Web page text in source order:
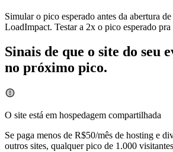
Simular o pico esperado antes da abertura
LoadImpact. Testar a 2x o pico esperado pra
Sinais de que o site do seu
no próximo pico.
O site está em hospedagem compartilhada
Se paga menos de R$50/mês de hosting e
outros sites, qualquer pico de 1.000